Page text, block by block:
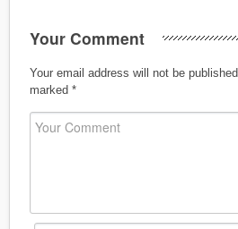
Your Comment
Your email address will not be published.
marked *